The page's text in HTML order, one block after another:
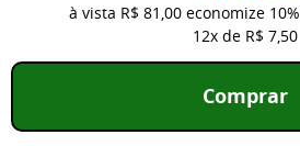
à vista R$ 81,00 economize 10%
12x de R$ 7,50
Comprar